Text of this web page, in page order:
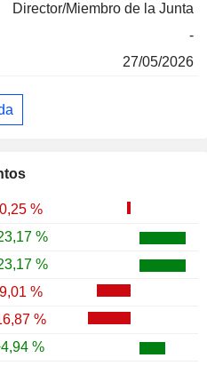
%
%
%
%
%
%
Director/Miembro de la Junta
-
27/05/2026